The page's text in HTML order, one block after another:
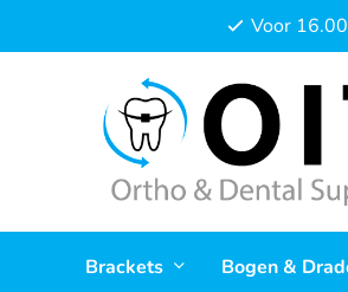
Voor
Brackets Bogen &